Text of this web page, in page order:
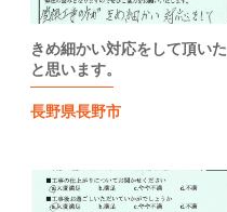
きめ細かい対応をして頂いた
と思います。
長野県長野市